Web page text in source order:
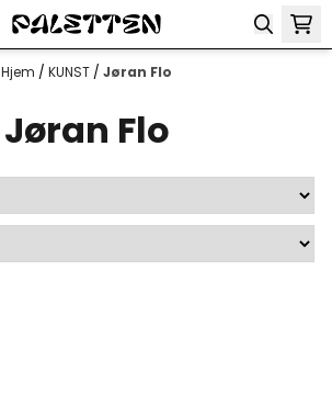
Hjem / KUNST / Jøran Flo
Jøran Flo